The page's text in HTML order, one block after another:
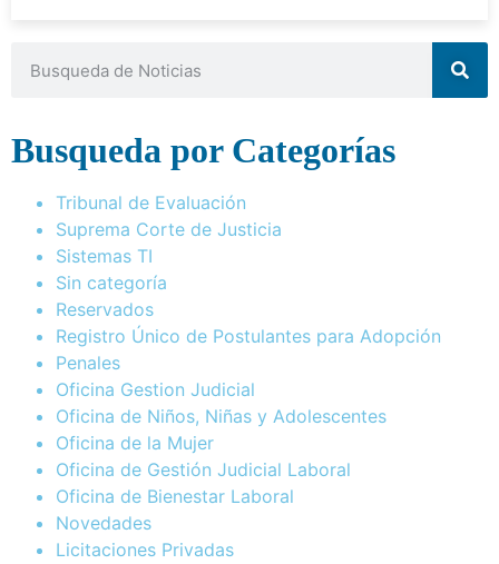
Busqueda por Categorías
Tribunal de Evaluación
Suprema Corte de Justicia
Sistemas TI
Sin categoría
Reservados
Registro Único de Postulantes para Adopción
Penales
Oficina Gestion Judicial
Oficina de Niños, Niñas y Adolescentes
Oficina de la Mujer
Oficina de Gestión Judicial Laboral
Oficina de Bienestar Laboral
Novedades
Licitaciones Privadas